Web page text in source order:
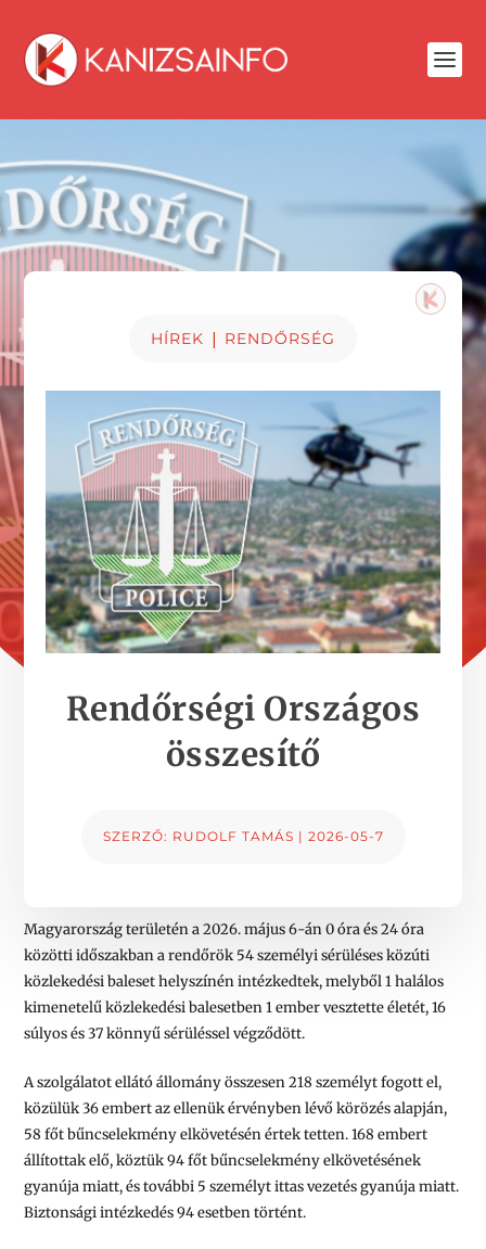
HÍREK | RENDŐRSÉG
Rendőrségi Országos
összesítő
SZERZŐ: RUDOLF TAMÁS | 2026-05-7
Magyarország területén a 2026. május 6-án 0 óra és 24 óra
közötti időszakban a rendőrök 54 személyi sérüléses közúti
közlekedési baleset helyszínén intézkedtek, melyből 1 halálos
kimenetelű közlekedési balesetben 1 ember vesztette életét, 16
súlyos és 37 könnyű sérüléssel végződött.
A szolgálatot ellátó állomány összesen 218 személyt fogott el,
közülük 36 embert az ellenük érvényben lévő körözés alapján,
58 főt bűncselekmény elkövetésén értek tetten. 168 embert
állítottak elő, köztük 94 főt bűncselekmény elkövetésének
gyanúja miatt, és további 5 személyt ittas vezetés gyanúja miatt.
Biztonsági intézkedés 94 esetben történt.